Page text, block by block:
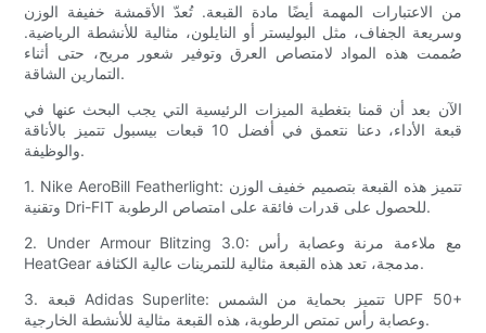
من الاعتبارات المهمة أيضًا مادة القبعة. تُعدّ الأقمشة خفيفة الوزن
وسريعة الجفاف، مثل البوليستر أو النايلون، مثالية للأنشطة الرياضية.
صُممت هذه المواد لامتصاص العرق وتوفير شعور مريح، حتى أثناء
التمارين الشاقة.
الآن بعد أن قمنا بتغطية الميزات الرئيسية التي يجب البحث عنها في
قبعة الأداء، دعنا نتعمق في أفضل 10 قبعات بيسبول تتميز بالأناقة
والوظيفة.
1. Nike AeroBill Featherlight: تتميز هذه القبعة بتصميم خفيف الوزن
وتقنية Dri-FIT للحصول على قدرات فائقة على امتصاص الرطوبة.
2. Under Armour Blitzing 3.0: مع ملاءمة مرنة وعصابة رأس
HeatGear مدمجة، تعد هذه القبعة مثالية للتمرينات عالية الكثافة.
3. قبعة Adidas Superlite: تتميز بحماية من الشمس UPF 50+
وعصابة رأس تمتص الرطوبة، هذه القبعة مثالية للأنشطة الخارجية.